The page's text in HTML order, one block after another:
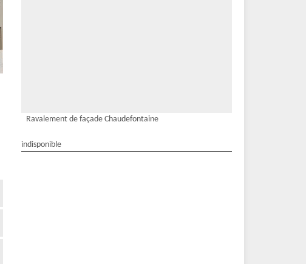
Ravalement de façade Chaudefontaine
indisponible